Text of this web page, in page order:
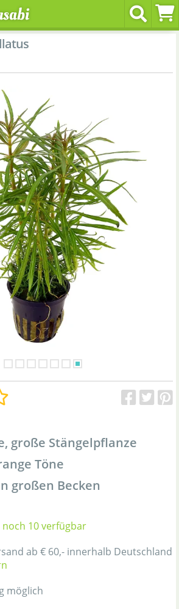
große Stängelpflanze
Töne
großen Becken
10 verfügbar
ab € 60,- innerhalb Deutschland
möglich